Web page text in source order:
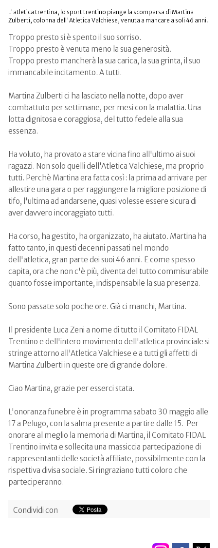
L'atletica trentina, lo sport trentino piange la scomparsa di Martina
Zulberti, colonna dell'Atletica Valchiese, venuta a mancare a soli 46 anni.
Troppo presto si è spento il suo sorriso.
Troppo presto è venuta meno la sua generosità.
Troppo presto mancherà la sua carica, la sua grinta, il suo
immancabile incitamento. A tutti.
Martina Zulberti ci ha lasciato nella notte, dopo aver
combattuto per settimane, per mesi con la malattia. Una
lotta dignitosa e coraggiosa, del tutto fedele alla sua
essenza.
Ha voluto, ha provato a stare vicina fino all'ultimo ai suoi
ragazzi. Non solo quelli dell'Atletica Valchiese, ma proprio
tutti. Perchè Martina era fatta così: la prima ad arrivare per
allestire una gara o per raggiungere la migliore posizione di
tifo, l'ultima ad andarsene, quasi volesse essere sicura di
aver davvero incoraggiato tutti.
Ha corso, ha gestito, ha organizzato, ha aiutato. Martina ha
fatto tanto, in questi decenni passati nel mondo
dell'atletica, gran parte dei suoi 46 anni. E come spesso
capita, ora che non c'è più, diventa del tutto commisurabile
quanto fosse importante, indispensabile la sua presenza.
Sono passate solo poche ore. Già ci manchi, Martina.
Il presidente Luca Zeni a nome di tutto il Comitato FIDAL
Trentino e dell'intero movimento dell'atletica provinciale si
stringe attorno all'Atletica Valchiese e a tutti gli affetti di
Martina Zulberti in queste ore di grande dolore.
Ciao Martina, grazie per esserci stata.
L'onoranza funebre è in programma sabato 30 maggio alle
17 a Pelugo, con la salma presente a partire dalle 15. Per
onorare al meglio la memoria di Martina, il Comitato FIDAL
Trentino invita e sollecita una massiccia partecipazione di
rappresentanti delle società affiliate, possibilmente con la
rispettiva divisa sociale. Si ringraziano tutti coloro che
parteciperanno.
Condividi con